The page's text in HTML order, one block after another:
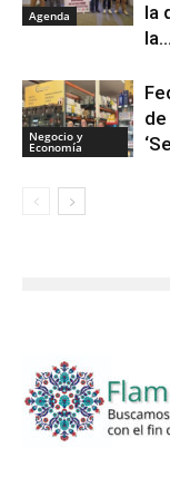
Agenda
la
la...
Negocio y
Economía